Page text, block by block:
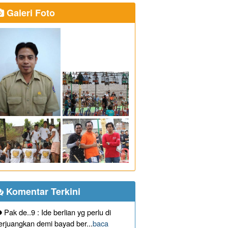
Galeri Foto
Komentar Terkini
Pak de..9 : Ide berlian yg perlu di
demi bayad ber...baca